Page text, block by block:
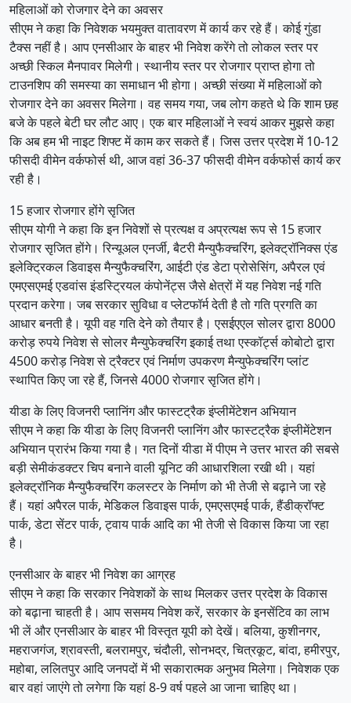
महिलाओं को रोजगार देने का अवसर
सीएम ने कहा कि निवेशक भयमुक्त वातावरण में कार्य कर रहे हैं। कोई गुंडा
टैक्स नहीं है। आप एनसीआर के बाहर भी निवेश करेंगे तो लोकल स्तर पर
अच्छी स्किल मैनपावर मिलेगी। स्थानीय स्तर पर रोजगार प्राप्त होगा तो
टाउनशिप की समस्या का समाधान भी होगा। अच्छी संख्या में महिलाओं को
रोजगार देने का अवसर मिलेगा। वह समय गया, जब लोग कहते थे कि शाम छह
बजे के पहले बेटी घर लौट आए। एक बार महिलाओं ने स्वयं आकर मुझसे कहा
कि अब हम भी नाइट शिफ्ट में काम कर सकते हैं। जिस उत्तर प्रदेश में 10-12
फीसदी वीमेन वर्कफोर्स थी, आज वहां 36-37 फीसदी वीमेन वर्कफोर्स कार्य कर
रही है।
15 हजार रोजगार होंगे सृजित
सीएम योगी ने कहा कि इन निवेशों से प्रत्यक्ष व अप्रत्यक्ष रूप से 15 हजार
रोजगार सृजित होंगे। रिन्यूअल एनर्जी, बैटरी मैन्युफैक्चरिंग, इलेक्ट्रॉनिक्स एंड
इलेक्ट्रिकल डिवाइस मैन्युफैक्चरिंग, आईटी एंड डेटा प्रोसेसिंग, अपैरल एवं
एमएसएमई एडवांस इंडस्ट्रियल कंपोनेंट्स जैसे क्षेत्रों में यह निवेश नई गति
प्रदान करेगा। जब सरकार सुविधा व प्लेटफॉर्म देती है तो गति प्रगति का
आधार बनती है। यूपी वह गति देने को तैयार है। एसईएएल सोलर द्वारा 8000
करोड़ रुपये निवेश से सोलर मैन्युफेक्चरिंग इकाई तथा एस्कॉर्ट्स कोबोटो द्वारा
4500 करोड़ निवेश से ट्रैक्टर एवं निर्माण उपकरण मैन्युफेक्चरिंग प्लांट
स्थापित किए जा रहे हैं, जिनसे 4000 रोजगार सृजित होंगे।
यीडा के लिए विजनरी प्लानिंग और फास्टट्रैक इंप्लीमेंटेशन अभियान
सीएम ने कहा कि यीडा के लिए विजनरी प्लानिंग और फास्टट्रैक इंप्लीमेंटेशन
अभियान प्रारंभ किया गया है। गत दिनों यीडा में पीएम ने उत्तर भारत की सबसे
बड़ी सेमीकंडक्टर चिप बनाने वाली यूनिट की आधारशिला रखी थी। यहां
इलेक्ट्रॉनिक मैन्युफैक्चरिंग कलस्टर के निर्माण को भी तेजी से बढ़ाने जा रहे
हैं। यहां अपैरल पार्क, मेडिकल डिवाइस पार्क, एमएसएमई पार्क, हैंडीक्रॉफ्ट
पार्क, डेटा सेंटर पार्क, ट्वाय पार्क आदि का भी तेजी से विकास किया जा रहा
है।
एनसीआर के बाहर भी निवेश का आग्रह
सीएम ने कहा कि सरकार निवेशकों के साथ मिलकर उत्तर प्रदेश के विकास
को बढ़ाना चाहती है। आप ससमय निवेश करें, सरकार के इनसेंटिव का लाभ
भी लें और एनसीआर के बाहर भी विस्तृत यूपी को देखें। बलिया, कुशीनगर,
महराजगंज, श्रावस्ती, बलरामपुर, चंदौली, सोनभद्र, चित्रकूट, बांदा, हमीरपुर,
महोबा, ललितपुर आदि जनपदों में भी सकारात्मक अनुभव मिलेगा। निवेशक एक
बार वहां जाएंगे तो लगेगा कि यहां 8-9 वर्ष पहले आ जाना चाहिए था।